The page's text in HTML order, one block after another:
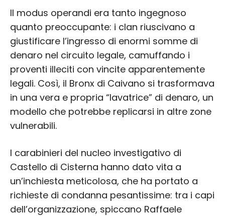
Il modus operandi era tanto ingegnoso
quanto preoccupante: i clan riuscivano a
giustificare l’ingresso di enormi somme di
denaro nel circuito legale, camuffando i
proventi illeciti con vincite apparentemente
legali. Così, il Bronx di Caivano si trasformava
in una vera e propria “lavatrice” di denaro, un
modello che potrebbe replicarsi in altre zone
vulnerabili.
I carabinieri del nucleo investigativo di
Castello di Cisterna hanno dato vita a
un’inchiesta meticolosa, che ha portato a
richieste di condanna pesantissime: tra i capi
dell’organizzazione, spiccano Raffaele